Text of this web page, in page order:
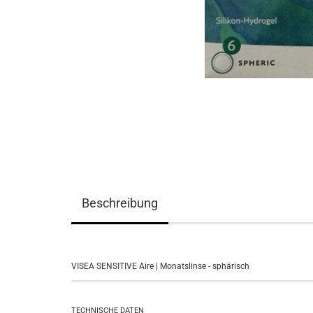
Beschreibung
VISEA SENSITIVE Aire | Monatslinse - sphärisch
TECHNISCHE DATEN